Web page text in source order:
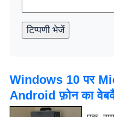
टिप्पणी भेजें
Windows 10 पर
Android फ़ोन का